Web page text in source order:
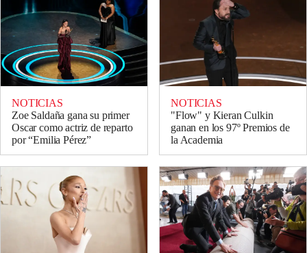
NOTICIAS
Zoe Saldaña gana su primer
Oscar como actriz de reparto
por “Emilia Pérez”
NOTICIAS
"Flow" y Kieran Culkin
ganan en los 97º Premios de
la Academia